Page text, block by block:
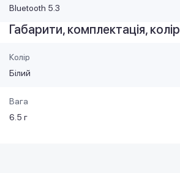
Bluetooth 5.3
Габарити, комплектація, колір
Колір
Білий
Вага
6.5 г